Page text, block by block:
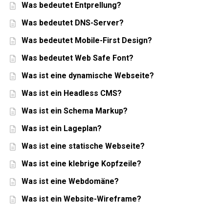
Was bedeutet Entprellung?
Was bedeutet DNS-Server?
Was bedeutet Mobile-First Design?
Was bedeutet Web Safe Font?
Was ist eine dynamische Webseite?
Was ist ein Headless CMS?
Was ist ein Schema Markup?
Was ist ein Lageplan?
Was ist eine statische Webseite?
Was ist eine klebrige Kopfzeile?
Was ist eine Webdomäne?
Was ist ein Website-Wireframe?